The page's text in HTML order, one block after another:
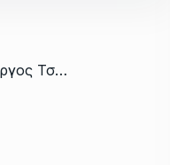
/ Στα πεταχτά – γράφει ο Γιώργος Τσιντσίνης – έκδοση 27/1/2013